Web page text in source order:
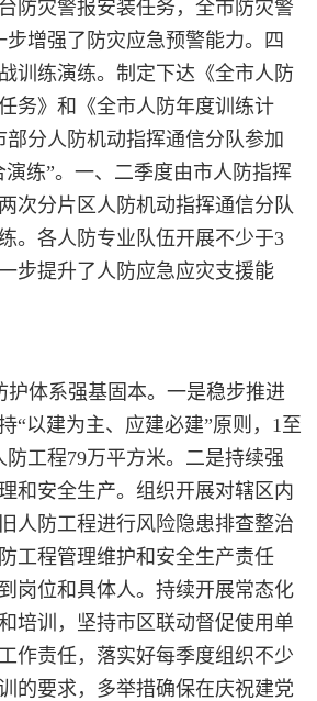
防灾警报安装任务，全市防灾警
步增强了防灾应急预警能力。四
训练演练。制定下达《全市人防
务》和《全市人防年度训练计
部分人防机动指挥通信分队参加
演练”。一、二季度由市人防指挥
次分片区人防机动指挥通信分队
。各人防专业队伍开展不少于3
步提升了人防应急应灾支援能
护体系强基固本。一是稳步推进
“以建为主、应建必建”原则，1至
工程79万平方米。二是持续强
和安全生产。组织开展对辖区内
人防工程进行风险隐患排查整治
工程管理维护和安全生产责任
岗位和具体人。持续开展常态化
培训，坚持市区联动督促使用单
作责任，落实好每季度组织不少
的要求，多举措确保在庆祝建党